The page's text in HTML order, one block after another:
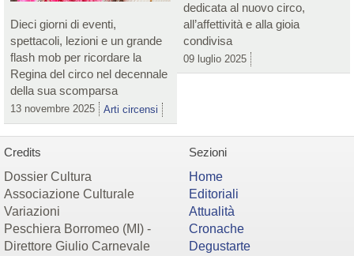
Dieci giorni di eventi,
spettacoli, lezioni e un grande
flash mob per ricordare la
Regina del circo nel decennale
della sua scomparsa
13 novembre 2025 Arti circensi
dedicata al nuovo circo,
all’affettività e alla gioia
condivisa
09 luglio 2025
Credits
Dossier Cultura
Associazione Culturale
Variazioni
Peschiera Borromeo (MI) -
Direttore Giulio Carnevale
Sezioni
Home
Editoriali
Attualità
Cronache
Degustarte